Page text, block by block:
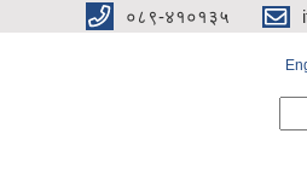
०८९-४१०१३५